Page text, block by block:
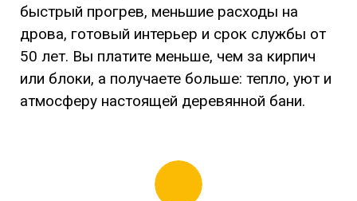
быстрый прогрев, меньшие расходы на
дрова, готовый интерьер и срок службы от
50 лет. Вы платите меньше, чем за кирпич
или блоки, а получаете больше: тепло, уют и
атмосферу настоящей деревянной бани.